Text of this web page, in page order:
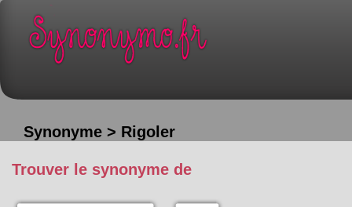
Synonyme > Rigoler
Trouver le synonyme de